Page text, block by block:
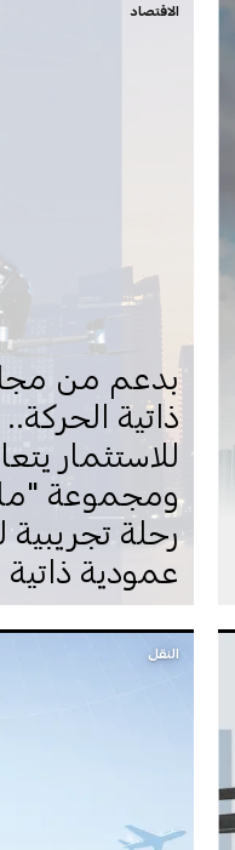
الاقتصاد
بدعم من
ذاتية
للاستثمار
ومجموعة
رحلة تجريبية
عمودية
النقل